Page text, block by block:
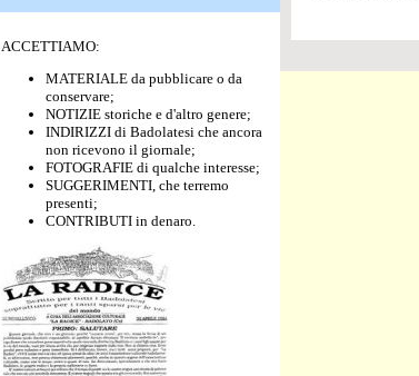
ACCETTIAMO:
MATERIALE da pubblicare o da
conservare;
NOTIZIE storiche e d'altro genere;
INDIRIZZI di Badolatesi che ancora
non ricevono il giornale;
FOTOGRAFIE di qualche interesse;
SUGGERIMENTI, che terremo
presenti;
CONTRIBUTI in denaro.